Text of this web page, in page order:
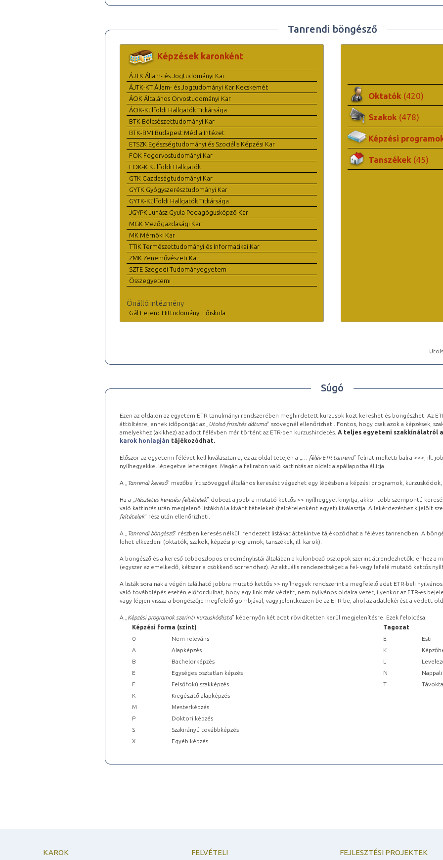
Tanrendi böngésző
Képzések karonként
ÁJTK Állam- és Jogtudományi Kar
ÁJTK-KT Állam- és Jogtudományi Kar Kecskemét
ÁOK Általános Orvostudományi Kar
ÁOK-Külföldi Hallgatók Titkársága
BTK Bölcsészettudományi Kar
BTK-BMI Budapest Média Intézet
ETSZK Egészségtudományi és Szociális Képzési Kar
FOK Fogorvostudományi Kar
FOK-K Külföldi Hallgatók
GTK Gazdaságtudományi Kar
GYTK Gyógyszerésztudományi Kar
GYTK-Külföldi Hallgatók Titkársága
JGYPK Juhász Gyula Pedagógusképző Kar
MGK Mezőgazdasági Kar
MK Mérnöki Kar
TTIK Természettudományi és Informatikai Kar
ZMK Zeneművészeti Kar
SZTE Szegedi Tudományegyetem
Összegyetemi
Önálló intézmény
Gál Ferenc Hittudományi Főiskola
Oktatók (420)
Szakok (478)
Képzési
Tanszékek (45)
Súgó
Ezen az oldalon az egyetem ETR tanulmányi rendszerében meghirdetett kurzusok közt kereshet és böngészhet. Az
áttöltésre, ennek időpontját az „ Utolsó frissítés dátuma” szövegnél ellenőrizheti. Fontos, hogy csak azok a képzések,
amelyekhez (akikhez) az adott félévben már történt az ETR-ben kurzushirdetés. A teljes egyetemi szakkínálatról a
karok honlapján tájékozódhat.
Először az egyetemi félévet kell kiválasztania, ez az oldal tetején a „ … félév ETR-tanrend” felirat melletti balra <<<, ill.
nyílhegyekkel lépegetve lehetséges. Magán a feliraton való kattintás az oldalt alapállapotba állítja.
A „ Tanrendi kereső” mezőbe írt szöveggel általános keresést végezhet egy lépésben a képzési programok,
Ha a „ Részletes keresési feltételek” dobozt a jobbra mutató kettős >> nyílheggyel kinyitja, akkor több szempontú
való kattintás után megjelenő listákból a kívánt tételeket (feltételenként egyet) kiválasztja. A lekérdezéshez kijelölt
feltételek” rész után ellenőrizheti.
A „ Tanrendi böngésző” részben keresés nélkül, rendezett listákat áttekintve tájékozódhat a féléves tanrendben. A
lehet elkezdeni (oktatók, szakok, képzési programok, tanszékek, ill. karok).
A böngésző és a kereső többoszlopos eredménylistái általában a különböző oszlopok szerint átrendezhetők: ehhez a
(egyszer az emelkedő, kétszer a csökkenő sorrendhez). Az aktuális rendezettséget a fel- vagy lefelé mutató kettős
A listák sorainak a végén található jobbra mutató kettős >> nyílhegyek rendszerint a megfelelő adat ETR-beli
való továbblépés esetén előfordulhat, hogy egy link már védett, nem nyilvános oldalra vezet, ilyenkor az ETR-es
vagy lépjen vissza a böngészője megfelelő gombjával, vagy jelentkezzen be az ETR-be, ahol az adatlekérést a védett
A „ Képzési programok szerinti kurzuskódlista” képernyőn két adat rövidítetten kerül megjelenítésre. Ezek feloldása:
Képzési forma (szint)
Tagozat
0
Nem releváns E
Esti
A
Alapképzés K
B
Bachelorképzés L
E
Egységes osztatlan képzés N
Nappali
F
Felsőfokú szakképzés T
K
Kiegészítő alapképzés
M
Mesterképzés
P
Doktori képzés
S
Szakirányú továbbképzés
X
Egyéb képzés
KAROK FELVÉTELI FEJLESZTÉSI PROJEKTEK